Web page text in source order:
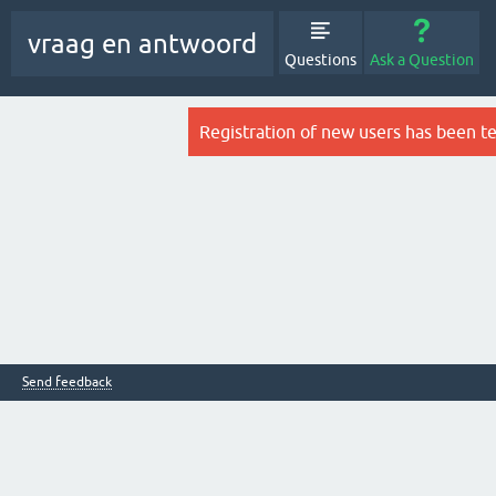
vraag en antwoord
Questions Ask a Question
Registration of new users has been
Send feedback